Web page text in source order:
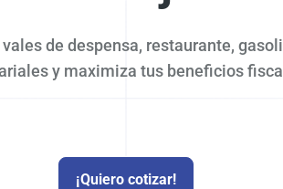
de despensa, restaurante,
y maximiza tus beneficios
¡Quiero cotizar!